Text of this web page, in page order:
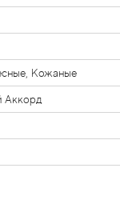
Кожаные
Аккорд